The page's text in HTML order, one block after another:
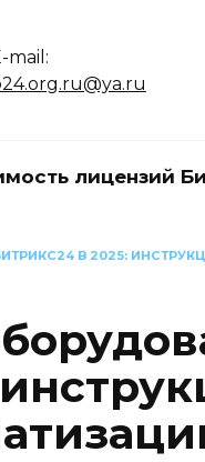
mail:
лицензий
В 2025: